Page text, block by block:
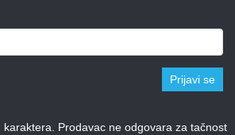
Prijavi se
Prodavac ne odgovara za tačnost